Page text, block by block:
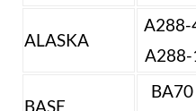
ALASKA
A288-
BASE
BA70